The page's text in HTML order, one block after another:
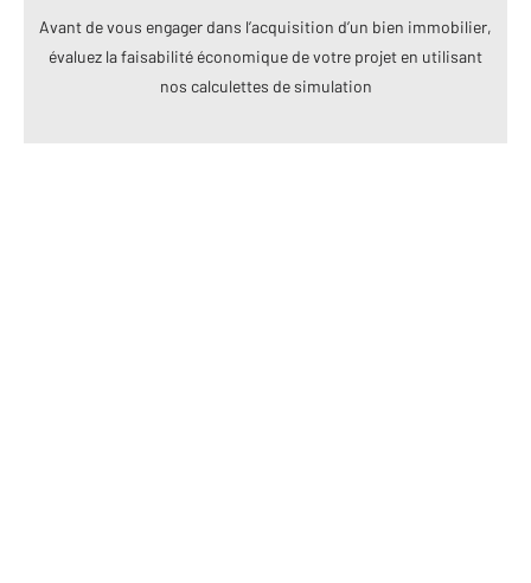
Avant de vous engager dans l’acquisition d’un bien immobilier,
évaluez la faisabilité économique de votre projet en utilisant
nos calculettes de simulation